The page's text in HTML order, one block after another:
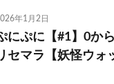
年1月2日
にぷに【#1】0か
セマラ【妖怪ウォ